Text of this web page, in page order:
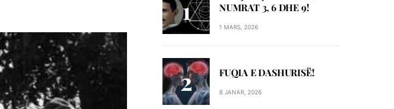
NUMRAT 3, 6 DHE 9!
1 MARS, 2026
FUQIA E DASHURISË!
8 JANAR, 2026